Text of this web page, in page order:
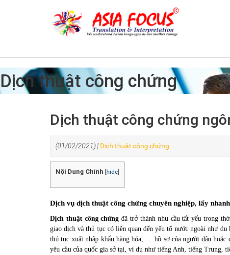
Dịch thuật công chứng
Dịch thuật công chứng
(01/02/2021) | Dịch thuật công chứng
Nội Dung Chính hide
Dịch vụ dịch thuật công chứng chuyên nghiệp, lấy
Dịch thuật công chứng đã trở thành nhu cầu tất yếu trong
giao dịch và thủ tục có liên quan đến yếu tố nước ngoài như
thủ tục xuất nhập khẩu hàng hóa, … hồ sơ của người dân hoặc
yêu cầu của quốc gia sở tại, ví dụ như tiếng Anh, tiếng